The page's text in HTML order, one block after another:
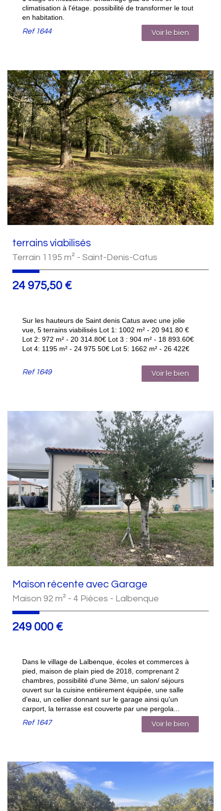
climatisation à l'étage. possibilité de transformer le tout
en habitation.
Ref1644 Voir le bien
terrains viabilisés
Terrain 1195 m² - Saint-Denis-Catus
24 975,50 €
Sur les hauteurs de Saint denis Catus avec une jolie
vue, 5 terrains viabilisés Lot 1: 1002 m² - 20 941.80 €
Lot 2: 972 m² - 20 314.80€ Lot 3 : 904 m² - 18 893.60€
Lot 4: 1195 m² - 24 975 50€ Lot 5: 1662 m² - 26 422€
Ref1649 Voir le bien
Maison récente avec Garage
Maison 92 m² - 4 Pièces - Lalbenque
249 000 €
Dans le village de Lalbenque, écoles et commerces à
pied, maison de plain pied de 2018, comprenant 2
chambres, possibilité d'une 3ème, un salon/ séjours
ouvert sur la cuisine entièrement équipée, une salle
d'eau, un cellier donnant sur le garage ainsi qu'un
carport, la terrasse est couverte par une pergola...
Ref1647 Voir le bien